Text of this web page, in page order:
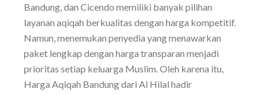
Bandung, dan Cicendo memiliki banyak pilihan
layanan aqiqah berkualitas dengan harga kompetitif.
Namun, menemukan penyedia yang menawarkan
paket lengkap dengan harga transparan menjadi
prioritas setiap keluarga Muslim. Oleh karena itu,
Harga Aqiqah Bandung dari Al Hilal hadir